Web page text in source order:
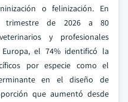
o felinización. En
trimestre de 2026 a 80
y profesionales
el 74% identificó la
por especie como el
en el diseño de
que aumentó desde